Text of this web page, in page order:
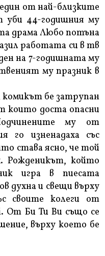
от най-близките
уби 44-годишния му
драма Любо потъна
работата си в тв
на 7-годишната му
му празник в
комикът бе затрупан
които доста опасни
му от
го изненадаха със
става ясно, че той
Рожденикът, който
игра в пиесата
духна и свещи върху
своите колеги от
От Би Ти Ви също се
върху което бе